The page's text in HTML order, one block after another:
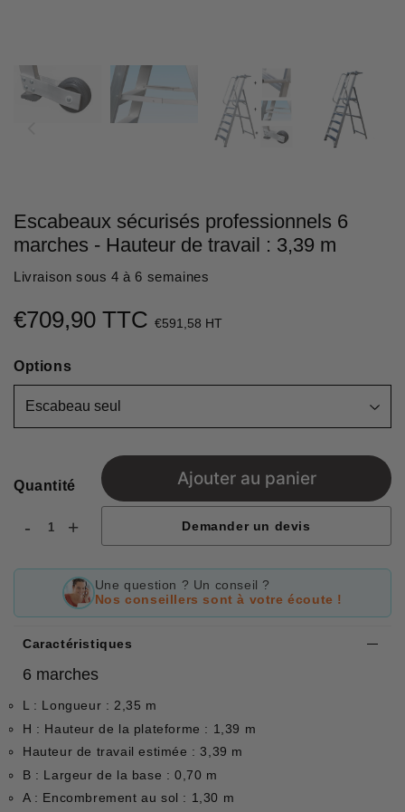
Escabeaux sécurisés professionnels 6
marches - Hauteur de travail : 3,39 m
Livraison sous 4 à 6 semaines
€709,90 TTC €591,58 HT
price
Options
Quantité
- +
Ajouter au panier
Demander un devis
Une question ? Un conseil ?
Nos conseillers sont à votre écoute !
Caractéristiques
6 marches
L : Longueur : 2,35 m
H : Hauteur de la plateforme : 1,39 m
Hauteur de travail estimée : 3,39 m
B : Largeur de la base : 0,70 m
A : Encombrement au sol : 1,30 m